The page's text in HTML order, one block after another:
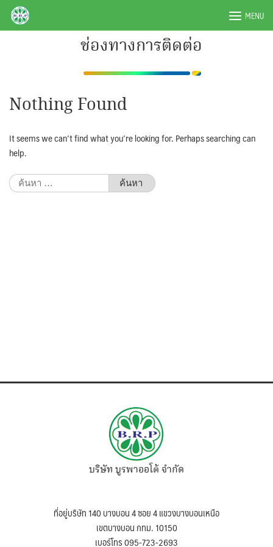
SkipBRPAUTO.COM MENU
ช่องทางการติดต่อ
Nothing Found
It seems we can’t find what you’re looking for. Perhaps searching can
help.
ค้นหา
สำหรับ:
บริษัท บูรพาออโต้ จำกัด
ที่อยู่บริษัท 140 บางบอน 4 ซอย 4 แขวงบางบอนเหนือ
เขตบางบอน กทม. 10150
เบอร์โทร 095-723-2693